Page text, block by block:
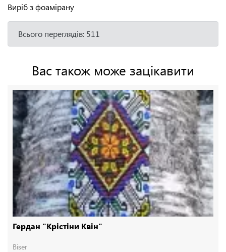
Виріб з фоамірану
Всього переглядів: 511
Вас також може зацікавити
Гердан "Крістіни Квін"
Biser